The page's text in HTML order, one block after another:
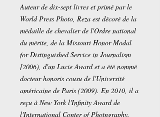
Auteur de dix-sept livres et primé par le
World Press Photo, Reza est décoré de la
médaille de chevalier de l'Ordre national
du mérite, de la Missouri Honor Modal
for Distinguished Service in Journalism
[2006), d'un Lucie Award et a été nommé
docteur honoris cousu de l'Université
américaine de Paris (2009). En 2010, il a
reçu à New York l'Infinity Award de
l'International Conter of Photngraphy.